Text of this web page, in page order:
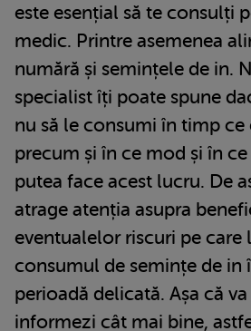
este esențial să te consulți
medic. Printre asemenea
numără și semințele de in.
specialist îți poate spune
nu să le consumi în timp ce
precum și în ce mod și în
putea face acest lucru. De
atrage atenția asupra
eventualelor riscuri pe care
consumul de semințe de in
perioadă delicată. Așa că
informezi cât mai bine,